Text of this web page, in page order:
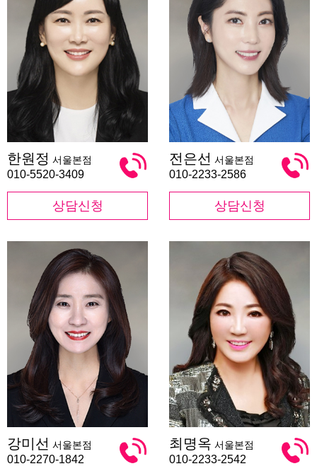
원
정
한원정 서울본점
010-5520-3409
상담신청
은
선
전은선 서울본점
010-2233-2586
상담신청
미
선
강미선 서울본점
010-2270-1842
명
옥
최명옥 서울본점
010-2233-2542